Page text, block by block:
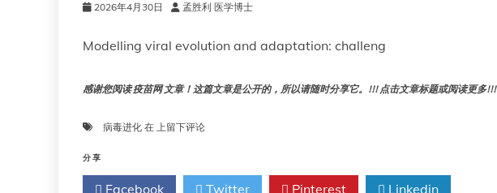
孕
种
2026年4月30日 孟胜利 医学博士
Modelling viral evolution and adaptation: challeng
感谢您阅读 疫苗网 文章！这篇文章是公开的，所以请随时分享它。!!! 点击文章标题或阅读更多!!!
病毒进化 在 病
化
上留下评论
分享
Facebook Twitter Pinterest Linkedin